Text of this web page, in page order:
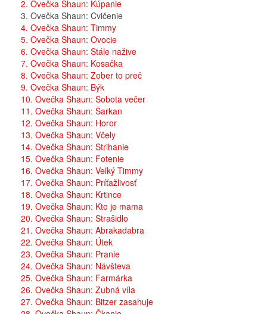
2. Ovečka Shaun: Kúpanie
3. Ovečka Shaun: Cvičenie
4. Ovečka Shaun: Timmy
5. Ovečka Shaun: Ovocie
6. Ovečka Shaun: Stále nažive
7. Ovečka Shaun: Kosačka
8. Ovečka Shaun: Zober to preč
9. Ovečka Shaun: Býk
10. Ovečka Shaun: Sobota večer
11. Ovečka Shaun: Šarkan
12. Ovečka Shaun: Horor
13. Ovečka Shaun: Včely
14. Ovečka Shaun: Strihanie
15. Ovečka Shaun: Fotenie
16. Ovečka Shaun: Veľký Timmy
17. Ovečka Shaun: Príťažlivosť
18. Ovečka Shaun: Krtince
19. Ovečka Shaun: Kto je mama
20. Ovečka Shaun: Strašidlo
21. Ovečka Shaun: Abrakadabra
22. Ovečka Shaun: Útek
23. Ovečka Shaun: Pranie
24. Ovečka Shaun: Návšteva
25. Ovečka Shaun: Farmárka
26. Ovečka Shaun: Zubná víla
27. Ovečka Shaun: Bitzer zasahuje